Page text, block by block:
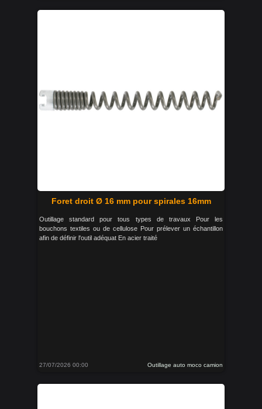
Foret droit Ø 16 mm pour spirales 16mm
Outillage standard pour tous types de travaux Pour les
bouchons textiles ou de cellulose Pour prélever un échantillon
afin de définir l'outil adéquat En acier traité
27/07/2026 00:00 Outillage auto moco camion